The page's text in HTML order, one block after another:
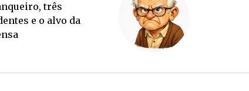
lançada e tabuleiro
completo para